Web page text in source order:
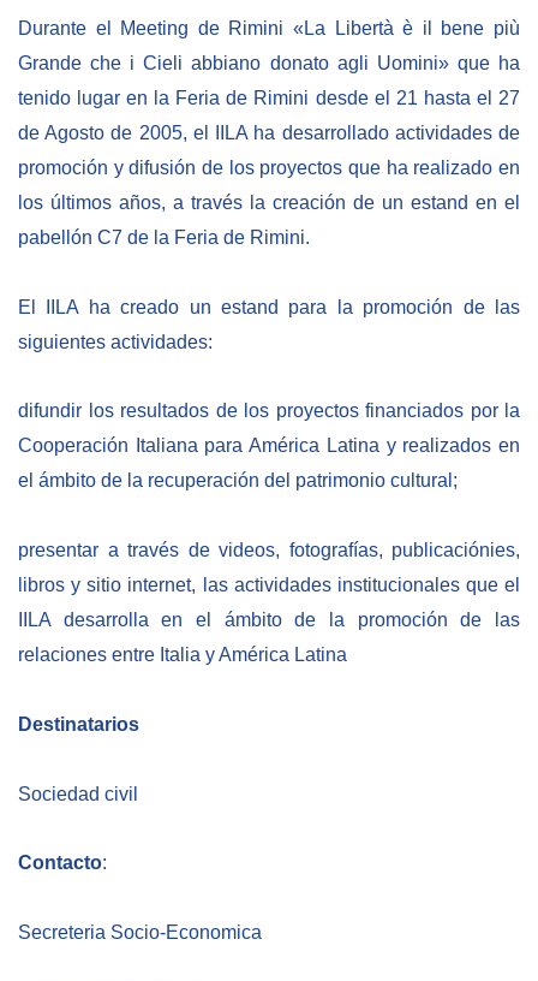
Biblioteca
Publicaciones
OPORTUNIDADES
Convocatorias
Becas
Alta Formación
Registro de proveedores
Contratos/Acuerdos/Grant
NEWSLETTER
Durante el Meeting de Rimini «La Libertà è il bene più
Grande che i Cieli abbiano donato agli Uomini» que ha
tenido lugar en la Feria de Rimini desde el 21 hasta el 27
de Agosto de 2005, el IILA ha desarrollado actividades de
promoción y difusión de los proyectos que ha realizado en
los últimos años, a través la creación de un estand en el
pabellón C7 de la Feria de Rimini.
El IILA ha creado un estand para la promoción de las
siguientes actividades:
difundir los resultados de los proyectos financiados por la
Cooperación Italiana para América Latina y realizados en
el ámbito de la recuperación del patrimonio cultural;
presentar a través de videos, fotografías, publicaciónies,
libros y sitio internet, las actividades institucionales que el
IILA desarrolla en el ámbito de la promoción de las
relaciones entre Italia y América Latina
Destinatarios
Sociedad civil
Contacto:
Secreteria Socio-Economica